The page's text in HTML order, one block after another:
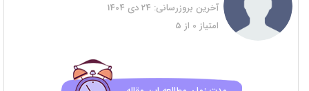
آخرین بروزرسانی:
امتیاز 0 از 5